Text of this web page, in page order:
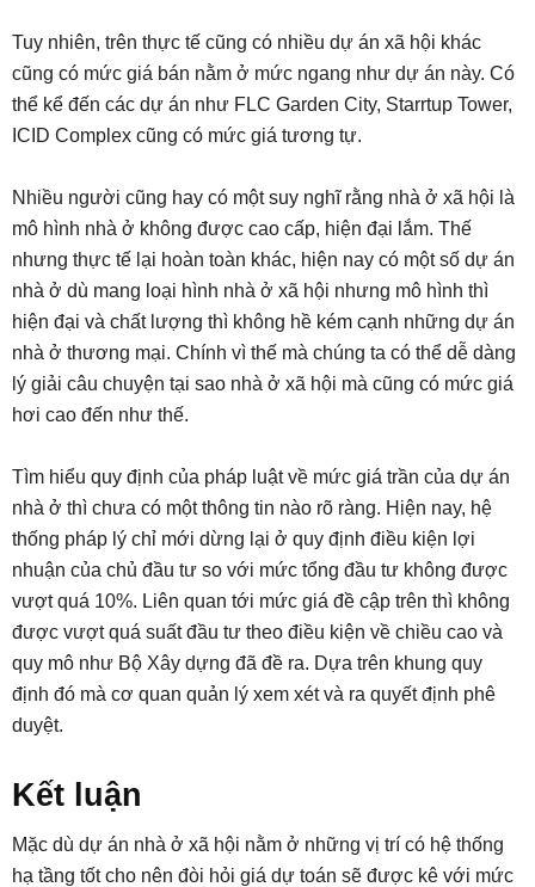
Tuy nhiên, trên thực tế cũng có nhiều dự án xã hội khác
cũng có mức giá bán nằm ở mức ngang như dự án này. Có
thể kể đến các dự án như FLC Garden City, Starrtup Tower,
ICID Complex cũng có mức giá tương tự.
Nhiều người cũng hay có một suy nghĩ rằng nhà ở xã hội là
mô hình nhà ở không được cao cấp, hiện đại lắm. Thế
nhưng thực tế lại hoàn toàn khác, hiện nay có một số dự án
nhà ở dù mang loại hình nhà ở xã hội nhưng mô hình thì
hiện đại và chất lượng thì không hề kém cạnh những dự án
nhà ở thương mại. Chính vì thế mà chúng ta có thể dễ dàng
lý giải câu chuyện tại sao nhà ở xã hội mà cũng có mức giá
hơi cao đến như thế.
Tìm hiểu quy định của pháp luật về mức giá trần của dự án
nhà ở thì chưa có một thông tin nào rõ ràng. Hiện nay, hệ
thống pháp lý chỉ mới dừng lại ở quy định điều kiện lợi
nhuận của chủ đầu tư so với mức tổng đầu tư không được
vượt quá 10%. Liên quan tới mức giá đề cập trên thì không
được vượt quá suất đầu tư theo điều kiện về chiều cao và
quy mô như Bộ Xây dựng đã đề ra. Dựa trên khung quy
định đó mà cơ quan quản lý xem xét và ra quyết định phê
duyệt.
Kết luận
Mặc dù dự án nhà ở xã hội nằm ở những vị trí có hệ thống
hạ tầng tốt cho nên đòi hỏi giá dự toán sẽ được kê với mức